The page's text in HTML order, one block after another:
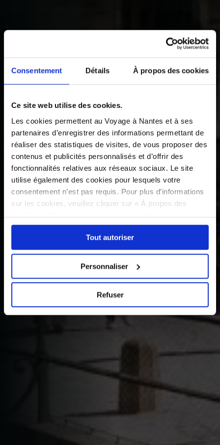
Consentement Détails À propos des cookies
Ce site web utilise des cookies.
Les cookies permettent au Voyage à Nantes et à ses
partenaires d’enregistrer des informations permettant de
réaliser des statistiques de visites, de vous proposer des
contenus et publicités personnalisés et d’offrir des
fonctionnalités relatives aux réseaux sociaux. Le site
utilise également des cookies pour lesquels votre
consentement n’est pas requis. Pour plus d’informations
sur les cookies, veuillez cliquer sur « À propos des
cookies ». Vous pouvez ci-dessous autoriser, refuser ou
sélectionner les cookies selon les finalités via l'onglet
« Détails ». À tout moment, vous pouvez modifier votre
choix en cliquant sur le lien « Cookies » en bas des
Tout autoriser
Personnaliser
Refuser